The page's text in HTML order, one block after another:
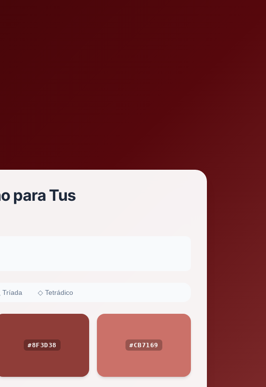
para Tus
Tríada ◇ Tetrádico
#8F3D38 #CB7169